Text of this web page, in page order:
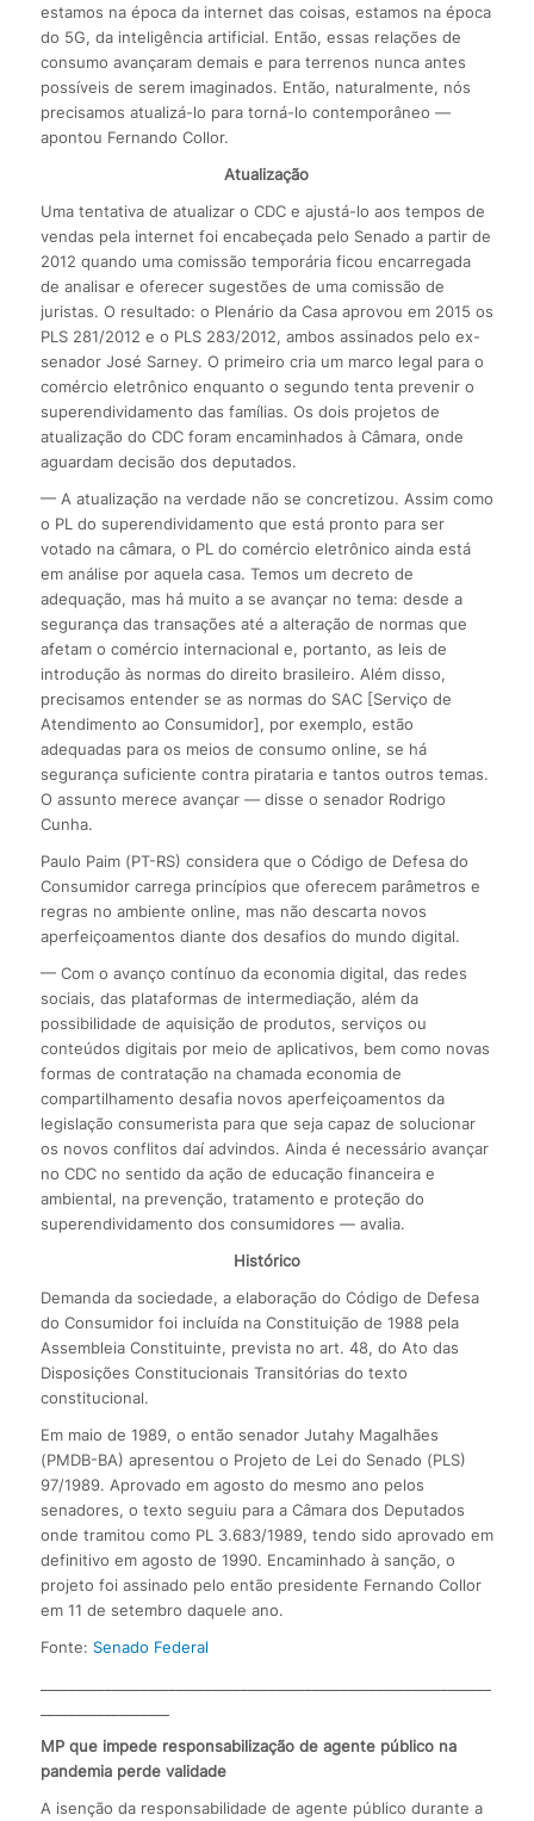
estamos na época da internet das coisas, estamos na época
do 5G, da inteligência artificial. Então, essas relações de
consumo avançaram demais e para terrenos nunca antes
possíveis de serem imaginados. Então, naturalmente, nós
precisamos atualizá-lo para torná-lo contemporâneo —
apontou Fernando Collor.
Atualização
Uma tentativa de atualizar o CDC e ajustá-lo aos tempos de
vendas pela internet foi encabeçada pelo Senado a partir de
2012 quando uma comissão temporária ficou encarregada
de analisar e oferecer sugestões de uma comissão de
juristas. O resultado: o Plenário da Casa aprovou em 2015 os
PLS 281/2012 e o PLS 283/2012, ambos assinados pelo ex-
senador José Sarney. O primeiro cria um marco legal para o
comércio eletrônico enquanto o segundo tenta prevenir o
superendividamento das famílias. Os dois projetos de
atualização do CDC foram encaminhados à Câmara, onde
aguardam decisão dos deputados.
— A atualização na verdade não se concretizou. Assim como
o PL do superendividamento que está pronto para ser
votado na câmara, o PL do comércio eletrônico ainda está
em análise por aquela casa. Temos um decreto de
adequação, mas há muito a se avançar no tema: desde a
segurança das transações até a alteração de normas que
afetam o comércio internacional e, portanto, as leis de
introdução às normas do direito brasileiro. Além disso,
precisamos entender se as normas do SAC [Serviço de
Atendimento ao Consumidor], por exemplo, estão
adequadas para os meios de consumo online, se há
segurança suficiente contra pirataria e tantos outros temas.
O assunto merece avançar — disse o senador Rodrigo
Cunha.
Paulo Paim (PT-RS) considera que o Código de Defesa do
Consumidor carrega princípios que oferecem parâmetros e
regras no ambiente online, mas não descarta novos
aperfeiçoamentos diante dos desafios do mundo digital.
— Com o avanço contínuo da economia digital, das redes
sociais, das plataformas de intermediação, além da
possibilidade de aquisição de produtos, serviços ou
conteúdos digitais por meio de aplicativos, bem como novas
formas de contratação na chamada economia de
compartilhamento desafia novos aperfeiçoamentos da
legislação consumerista para que seja capaz de solucionar
os novos conflitos daí advindos. Ainda é necessário avançar
no CDC no sentido da ação de educação financeira e
ambiental, na prevenção, tratamento e proteção do
superendividamento dos consumidores — avalia.
Histórico
Demanda da sociedade, a elaboração do Código de Defesa
do Consumidor foi incluída na Constituição de 1988 pela
Assembleia Constituinte, prevista no art. 48, do Ato das
Disposições Constitucionais Transitórias do texto
constitucional.
Em maio de 1989, o então senador Jutahy Magalhães
(PMDB-BA) apresentou o Projeto de Lei do Senado (PLS)
97/1989. Aprovado em agosto do mesmo ano pelos
senadores, o texto seguiu para a Câmara dos Deputados
onde tramitou como PL 3.683/1989, tendo sido aprovado em
definitivo em agosto de 1990. Encaminhado à sanção, o
projeto foi assinado pelo então presidente Fernando Collor
em 11 de setembro daquele ano.
Fonte: Senado Federal
MP que impede responsabilização de agente público na
pandemia perde validade
A isenção da responsabilidade de agente público durante a